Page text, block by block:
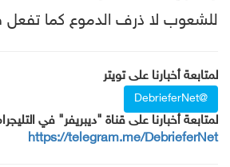
للشعوب لا ذرف الدموع كما تفعل
لمتابعة أخبارنا على تويتر
@DebrieferNet
لمتابعة أخبارنا على قناة "ديبريفر" في
https://telegram.me/DebrieferNet